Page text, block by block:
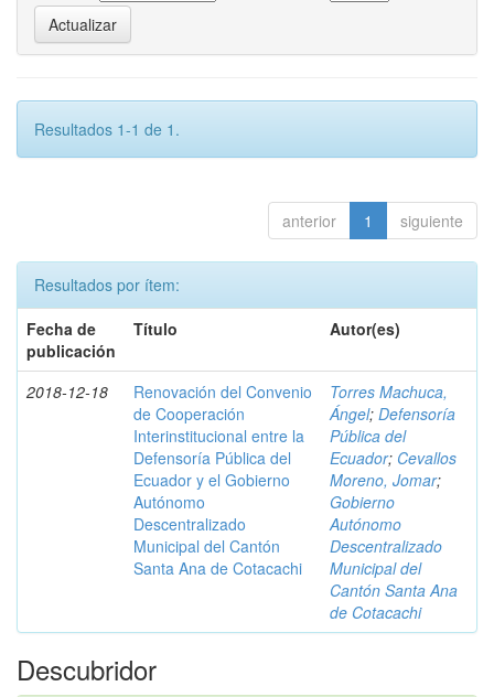
Resultados 1-1 de 1.
anterior 1 siguiente
Resultados por ítem:
Fecha de
publicación
Título Autor(es)
2018-12-18
Renovación del Convenio
de Cooperación
Interinstitucional entre la
Defensoría Pública del
Ecuador y el Gobierno
Autónomo
Descentralizado
Municipal del Cantón
Santa Ana de Cotacachi
Torres Machuca,
Ángel; Defensoría
Pública del
Ecuador; Cevallos
Moreno, Jomar;
Gobierno
Autónomo
Descentralizado
Municipal del
Cantón Santa Ana
de Cotacachi
Descubridor